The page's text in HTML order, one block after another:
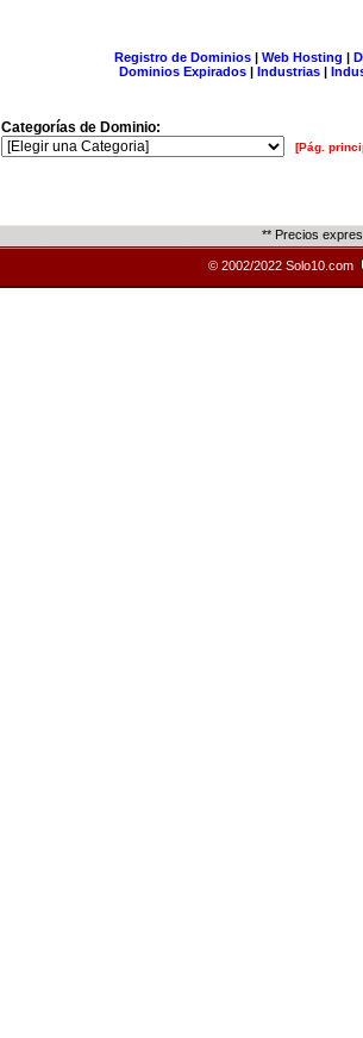
Registro de Dominios| Web Hosting |
Dominios Expirados | Industrias |
Categorías de Dominio:
[Pág.
** Precios
© 2002/2022 Solo10.com